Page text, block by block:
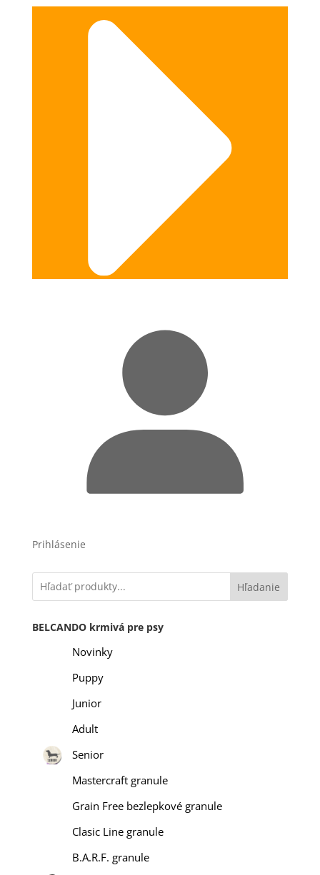
Prihlásenie
Hľadanie
BELCANDO krmivá pre psy
Novinky
Puppy
Junior
Adult
Senior
Mastercraft granule
Grain Free bezlepkové granule
Clasic Line granule
B.A.R.F. granule